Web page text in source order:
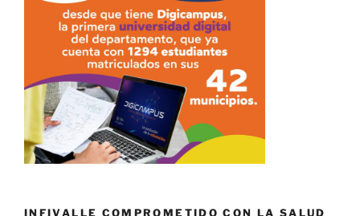
INFIVALLE COMPROMETIDO CON LA SALUD